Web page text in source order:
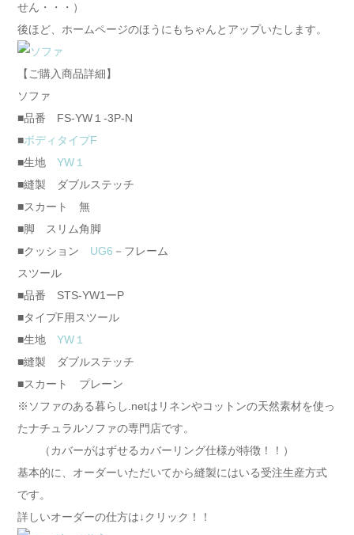
せん・・・）
後ほど、ホームページのほうにもちゃんとアップいたします。
【ご購入商品詳細】
ソファ
■品番 FS-YW１-3P-N
■ボディタイプF
■生地 YW１
■縫製 ダブルステッチ
■スカート 無
■脚 スリム角脚
■クッション UG6 －フレーム
スツール
■品番 STS-YW1ーP
■タイプF用スツール
■生地 YW１
■縫製 ダブルステッチ
■スカート プレーン
※ソファのある暮らし.netはリネンやコットンの天然素材を使っ
たナチュラルソファの専門店です。
（カバーがはずせるカバーリング仕様が特徴！！）
基本的に、オーダーいただいてから縫製にはいる受注生産方式
です。
詳しいオーダーの仕方は↓クリック！！